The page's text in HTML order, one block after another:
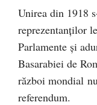
Unirea din 1918
reprezentanților
Parlamente și
Basarabiei de
război mondial
referendum.